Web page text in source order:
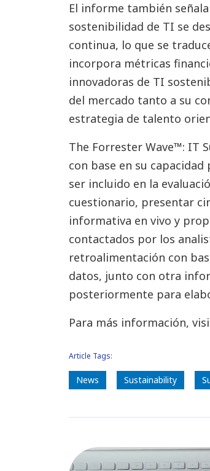
El informe también
sostenibilidad de TI se
continua, lo que se
incorpora métricas
innovadoras de TI
del mercado tanto a su
estrategia de talento
The Forrester Wave™: IT
con base en su
ser incluido en la
cuestionario, presentar
informativa en vivo y
contactados por los
retroalimentación con
datos, junto con otra
posteriormente para
Para más información,
Article Tags:
News Sustainability